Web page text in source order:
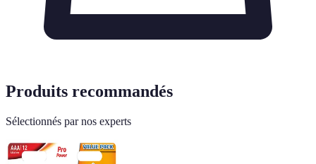
Produits recommandés
Sélectionnés par nos experts